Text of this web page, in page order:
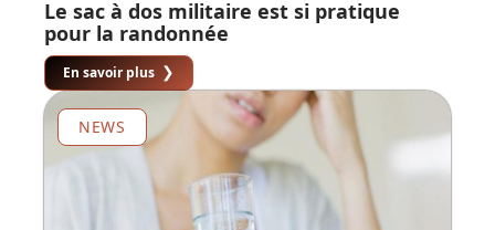
Le sac à dos militaire est si pratique
pour la randonnée
En savoir plus
NEWS